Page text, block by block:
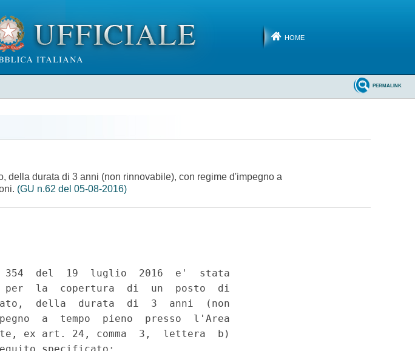
HOME
PERMALINK
della durata di 3 anni (non rinnovabile), con regime d'impegno a
(GU n.62 del 05-08-2016)